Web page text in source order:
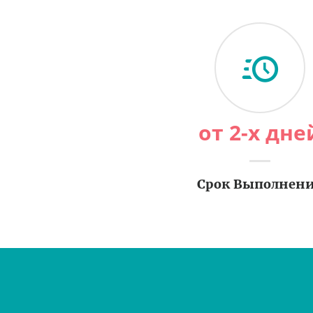
от 2-х
Срок